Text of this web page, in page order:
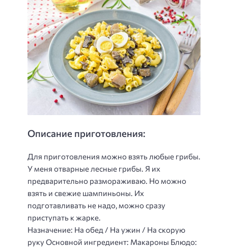
Описание приготовления:
Для приготовления можно взять любые грибы.
У меня отварные лесные грибы. Я их
предварительно размораживаю. Но можно
взять и свежие шампиньоны. Их
подготавливать не надо, можно сразу
приступать к жарке.
Назначение: На обед / На ужин / На скорую
руку Основной ингредиент: Макароны Блюдо: